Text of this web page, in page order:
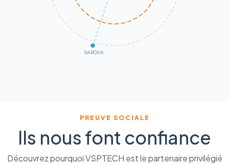
GAROUA
PREUVE SOCIALE
Ils nous font confiance
Découvrez pourquoi VSPTECH est le partenaire privilégié